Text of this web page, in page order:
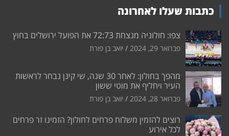
כתבות שעלו לאחרונה
צפו: חולוניה מנצחת 72:73 את הפועל ירושלים בחוץ
פברואר 29, 2024 יואב בן פורת
מהפך בחולון: לאחר 30 שנה, שי קינן נבחר לראשות
העיר ויחליף את מוטי ששון
פברואר 28, 2024 יואב בן פורת
רוצים להזמין משלוח פרחים לחולון? הזמינו זר פרחים
לכל אירוע